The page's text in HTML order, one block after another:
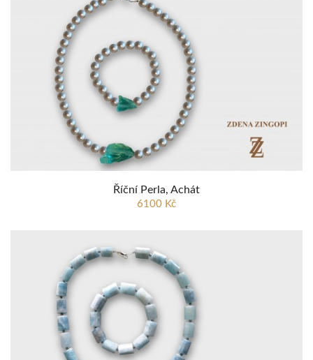
Říční Perla, Achát
6100 Kč